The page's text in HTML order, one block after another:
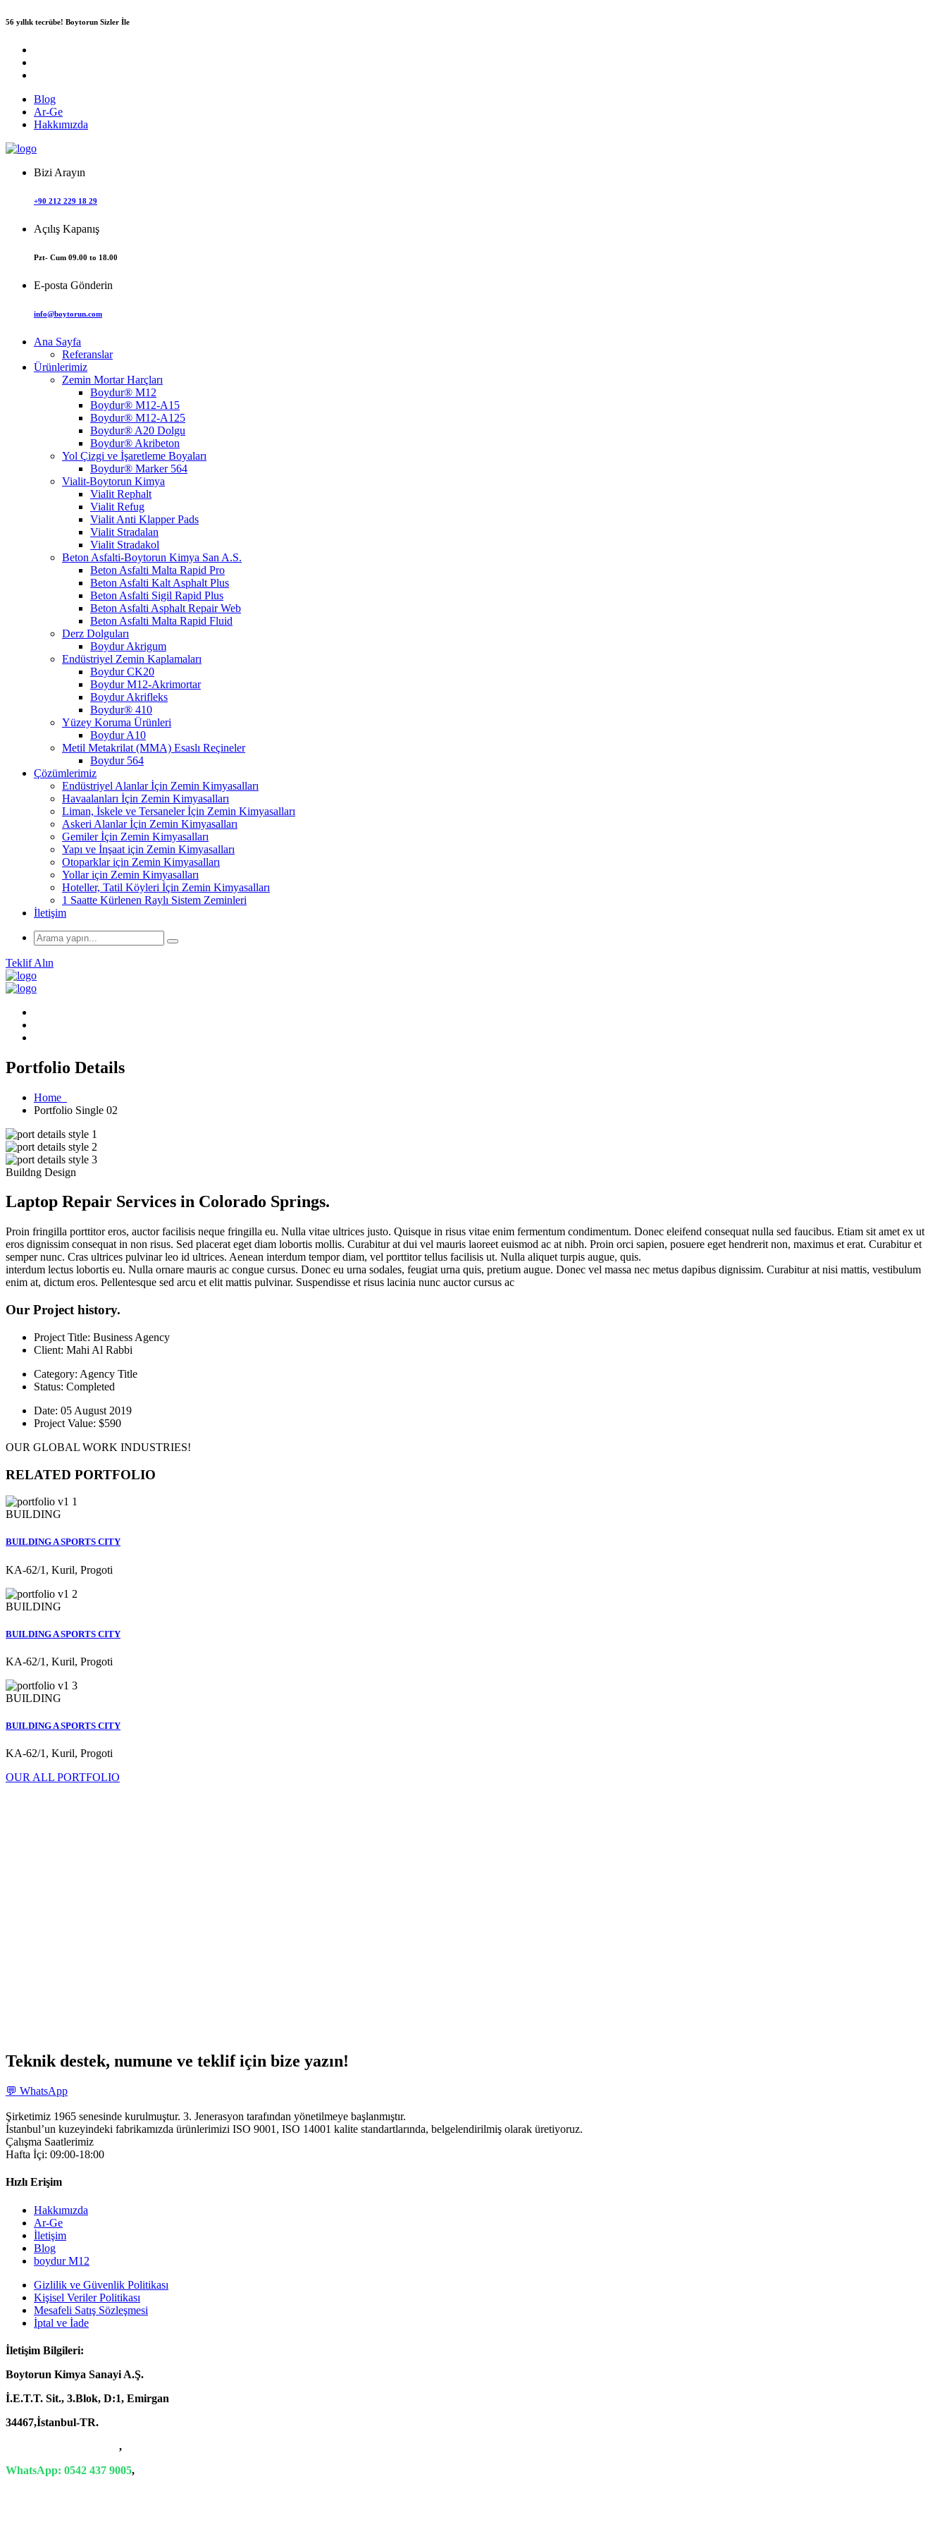
56 yıllık tecrübe! Boytorun Sizler İle
Blog
Ar-Ge
Hakkımızda
Bizi Arayın
+90 212 229 18 29
Açılış Kapanış
Pzt- Cum 09.00 to 18.00
E-posta Gönderin
info@boytorun.com
Ana Sayfa
Referanslar
Ürünlerimiz
Zemin Mortar Harçları
Boydur® M12
Boydur® M12-A15
Boydur® M12-A125
Boydur® A20 Dolgu
Boydur® Akribeton
Yol Çizgi ve İşaretleme Boyaları
Boydur® Marker 564
Vialit-Boytorun Kimya
Vialit Rephalt
Vialit Refug
Vialit Anti Klapper Pads
Vialit Stradalan
Vialit Stradakol
Beton Asfalti-Boytorun Kimya San A.S.
Beton Asfalti Malta Rapid Pro
Beton Asfalti Kalt Asphalt Plus
Beton Asfalti Sigil Rapid Plus
Beton Asfalti Asphalt Repair Web
Beton Asfalti Malta Rapid Fluid
Derz Dolguları
Boydur Akrigum
Endüstriyel Zemin Kaplamaları
Boydur CK20
Boydur M12-Akrimortar
Boydur Akrifleks
Boydur® 410
Yüzey Koruma Ürünleri
Boydur A10
Metil Metakrilat (MMA) Esaslı Reçineler
Boydur 564
Çözümlerimiz
Endüstriyel Alanlar İçin Zemin Kimyasalları
Havaalanları İçin Zemin Kimyasalları
Liman, İskele ve Tersaneler İçin Zemin Kimyasalları
Askeri Alanlar İçin Zemin Kimyasalları
Gemiler İçin Zemin Kimyasalları
Yapı ve İnşaat için Zemin Kimyasalları
Otoparklar için Zemin Kimyasalları
Yollar için Zemin Kimyasalları
Hoteller, Tatil Köyleri İçin Zemin Kimyasalları
1 Saatte Kürlenen Raylı Sistem Zeminleri
İletişim
Teklif Alın
Portfolio Details
Home
Portfolio Single 02
Buildng Design
Laptop Repair Services in Colorado Springs.
Proin fringilla porttitor eros, auctor facilisis neque fringilla eu. Nulla vitae ultrices justo. Quisque in risus vitae enim fermentum condimentum. Donec eleifend consequat nulla sed faucibus. Etiam sit amet ex ut
eros dignissim consequat in non risus. Sed placerat eget diam lobortis mollis. Curabitur at dui vel mauris laoreet euismod ac at nibh. Proin orci sapien, posuere eget hendrerit non, maximus et erat. Curabitur et
semper nunc. Cras ultrices pulvinar leo id ultrices. Aenean interdum tempor diam, vel porttitor tellus facilisis ut. Nulla aliquet turpis augue, quis.
interdum lectus lobortis eu. Nulla ornare mauris ac congue cursus. Donec eu urna sodales, feugiat urna quis, pretium augue. Donec vel massa nec metus dapibus dignissim. Curabitur at nisi mattis, vestibulum
enim at, dictum eros. Pellentesque sed arcu et elit mattis pulvinar. Suspendisse et risus lacinia nunc auctor cursus ac
Our Project history.
Project Title: Business Agency
Client: Mahi Al Rabbi
Category: Agency Title
Status: Completed
Date: 05 August 2019
Project Value: $590
OUR GLOBAL WORK INDUSTRIES!
RELATED PORTFOLIO
BUILDING
BUILDING A SPORTS CITY
KA-62/1, Kuril, Progoti
BUILDING
BUILDING A SPORTS CITY
KA-62/1, Kuril, Progoti
BUILDING
BUILDING A SPORTS CITY
KA-62/1, Kuril, Progoti
OUR ALL PORTFOLIO
Teknik destek, numune ve teklif için bize yazın!
💬 WhatsApp
Şirketimiz 1965 senesinde kurulmuştur. 3. Jenerasyon tarafından yönetilmeye başlanmıştır.
İstanbul’un kuzeyindeki fabrikamızda ürünlerimizi ISO 9001, ISO 14001 kalite standartlarında, belgelendirilmiş olarak üretiyoruz.
Çalışma Saatlerimiz
Hafta İçi: 09:00-18:00
Hızlı Erişim
Hakkımızda
Ar-Ge
İletişim
Blog
boydur M12
Gizlilik ve Güvenlik Politikası
Kişisel Veriler Politikası
Mesafeli Satış Sözleşmesi
İptal ve İade
İletişim Bilgileri:
Boytorun Kimya Sanayi A.Ş.
İ.E.T.T. Sit., 3.Blok, D:1, Emirgan
34467,İstanbul-TR.
,
WhatsApp: 0542 437 9005,